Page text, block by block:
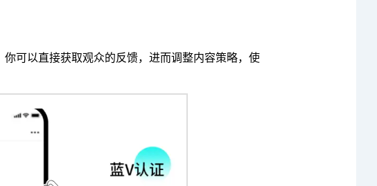
可以直接获取观众的反馈，进而调整内容策略，使